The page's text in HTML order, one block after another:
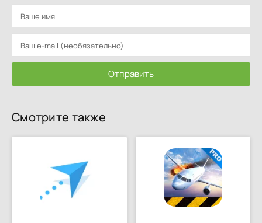
Отправить
Смотрите также